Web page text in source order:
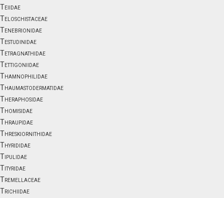
Teiidae
Teloschistaceae
Tenebrionidae
Testudinidae
Tetragnathidae
Tettigoniidae
Thamnophilidae
Thaumastodermatidae
Theraphosidae
Thomisidae
Thraupidae
Threskiornithidae
Thyrididae
Tipulidae
Tityridae
Tremellaceae
Trichiidae